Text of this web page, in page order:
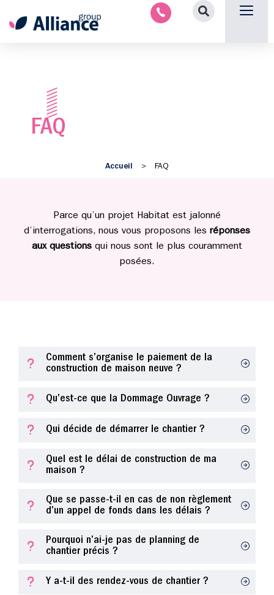
FAQ
Accueil > FAQ
Parce qu’un projet Habitat est jalonné
d’interrogations, nous vous proposons les réponses
aux questions qui nous sont le plus couramment
posées.
Comment s’organise le paiement de la
construction de maison neuve ?
Qu’est-ce que la Dommage Ouvrage ?
Qui décide de démarrer le chantier ?
Quel est le délai de construction de ma
maison ?
Que se passe-t-il en cas de non règlement
d’un appel de fonds dans les délais ?
Pourquoi n’ai-je pas de planning de
chantier précis ?
Y a-t-il des rendez-vous de chantier ?